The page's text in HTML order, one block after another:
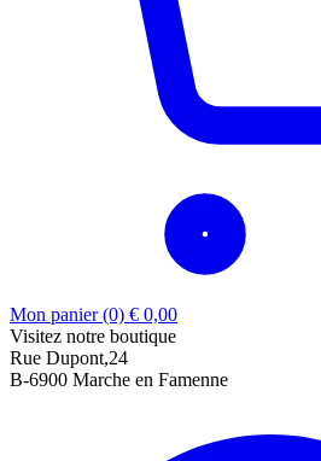
Mon panier (0) € 0,00
Visitez notre boutique
Rue Dupont,24
B-6900 Marche en Famenne